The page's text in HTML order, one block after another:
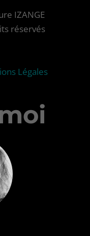
IZANGE
réservés
Légales